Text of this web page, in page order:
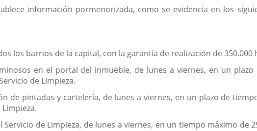
información pormenorizada, como se evidencia en los
los barrios de la capital, con la garantía de realización de
en el portal del inmueble, de lunes a viernes, en un
de Limpieza.
de pintadas y cartelería, de lunes a viernes, en un plazo de
de Limpieza, de lunes a viernes, en un tiempo máximo de